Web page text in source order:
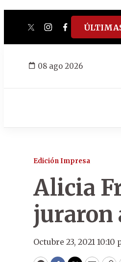
twitterinstagram
facebook
tiktok
08 ago 2026
Edición Impresa
Alicia
juraron
Octubre 23, 2021 10:10